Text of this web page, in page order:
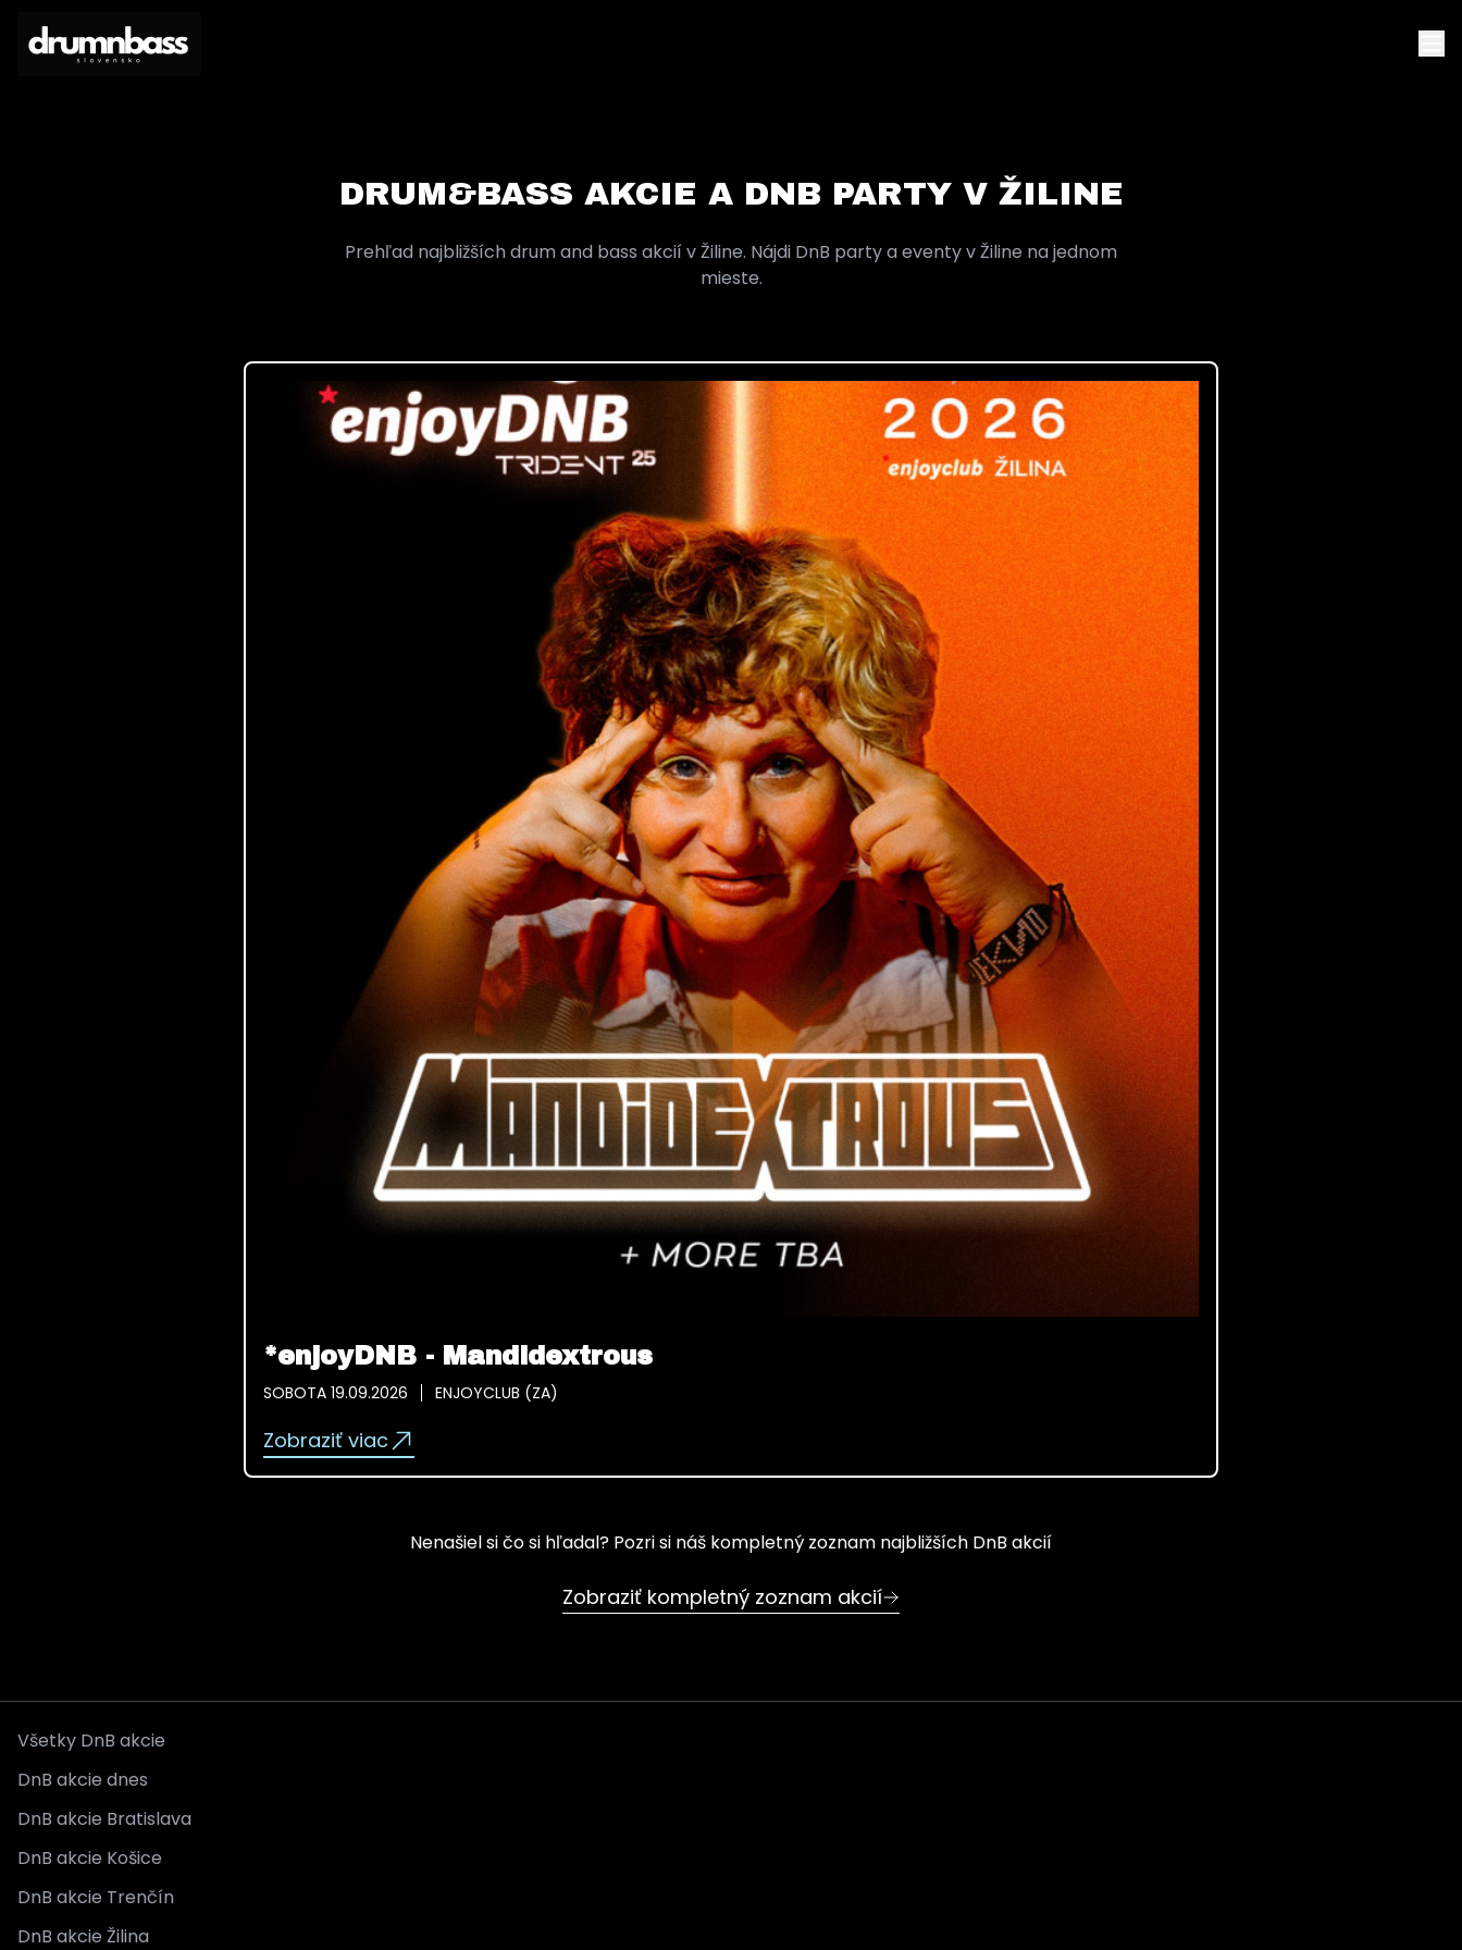
DRUM&BASS AKCIE A DNB PARTY V ŽILINE
Prehľad najbližších drum and bass akcií v Žiline. Nájdi DnB party a eventy v Žiline na jednom
mieste.
*enjoyDNB - Mandidextrous
SOBOTA 19.09.2026 ENJOYCLUB (ZA)
Zobraziť viac
Nenašiel si čo si hľadal? Pozri si náš kompletný zoznam najbližších DnB akcií
Zobraziť kompletný zoznam akcií
Všetky DnB akcie
DnB akcie dnes
DnB akcie Bratislava
DnB akcie Košice
DnB akcie Trenčín
DnB akcie Žilina